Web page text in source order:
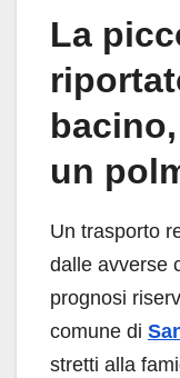
La
un
Un trasporto
dalle avverse
prognosi
comune di
stretti alla